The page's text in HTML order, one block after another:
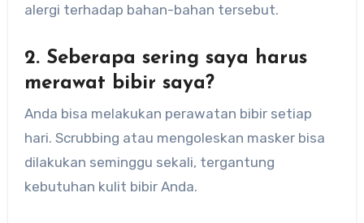
alergi terhadap bahan-bahan tersebut.
2. Seberapa sering saya harus
merawat bibir saya?
Anda bisa melakukan perawatan bibir setiap
hari. Scrubbing atau mengoleskan masker bisa
dilakukan seminggu sekali, tergantung
kebutuhan kulit bibir Anda.